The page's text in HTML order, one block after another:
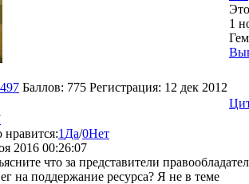
Баллов: 775 Регистрация: 12 дек 2012
1
нравится:1 Да/0Нет
2016 00:26:07
что за представители
на поддержание ресурса? Я не в теме